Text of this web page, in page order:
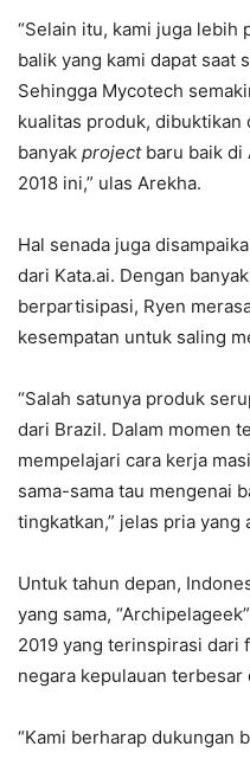
“Selain itu, kami juga lebih
balik yang kami dapat saat
Sehingga Mycotech
kualitas produk, dibuktikan
banyak projectbaru baik di
2018 ini,” ulas Arekha.
Hal senada juga
dari Kata.ai. Dengan
berpartisipasi, Ryen
kesempatan untuk saling
“Salah satunya produk
dari Brazil. Dalam momen
mempelajari cara kerja
sama-sama tau mengenai
tingkatkan,” jelas pria yang
Untuk tahun depan,
yang sama,
2019 yang terinspirasi dari
negara kepulauan terbesar
“Kami berharap dukungan